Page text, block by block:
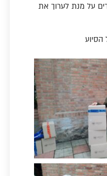
על מנת לערוך את